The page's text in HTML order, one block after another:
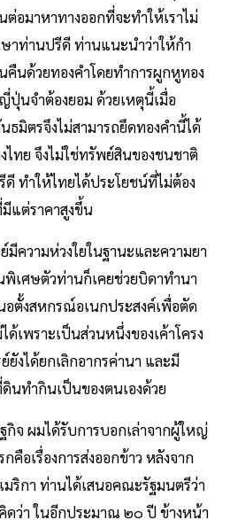
ต่อมาหาทางออกที่จะทําให้เราไม่
ษาท่านปรีดี ท่านแนะนําว่าให้กํา
คืนด้วยทองคําโดยทําการผูกหูทอง
นจําต้องยอม ด้วยเหตุนี้เมื่อ
ธมิตรจึงไม่สามารถยึดทองคํานี้ได้
ไทย จึงไม่ใช่ทรัพย์สินของชนชาติ
ทําให้ไทยได้ประโยชน์ที่ไม่ต้อง
แต่ราคาสูงขึ้น
มีความห่วงใยในฐานะและความยา
พิเศษตัวท่านก็เคยช่วยบิดาทํานา
อตั้งสหกรณ์อเนกประสงค์เพื่อตัด
เพราะเป็นส่วนหนึ่งของเค้าโครง
ยังได้ยกเลิกอากรค่านา และมี
นทํากินเป็นของตนเองด้วย
กิจ ผมได้รับการบอกเล่าจากผู้ใหญ่
กคือเรื่องการส่งออกข้าว หลังจาก
ริกา ท่านได้เสนอคณะรัฐมนตรีว่า
ดว่า ในอีกประมาณ ๒๐ ปี ข้างหน้า